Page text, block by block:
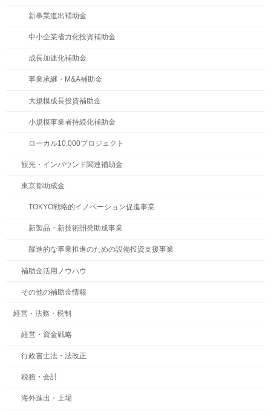
新事業進出補助金
中小企業省力化投資補助金
成長加速化補助金
事業承継・M&A補助金
大規模成長投資補助金
小規模事業者持続化補助金
ローカル10,000プロジェクト
観光・インバウンド関連補助金
東京都助成金
TOKYO戦略的イノベーション促進事業
新製品・新技術開発助成事業
躍進的な事業推進のための設備投資支援事業
補助金活用ノウハウ
その他の補助金情報
経営・法務・税制
経営・資金戦略
行政書士法・法改正
税務・会計
海外進出・上場